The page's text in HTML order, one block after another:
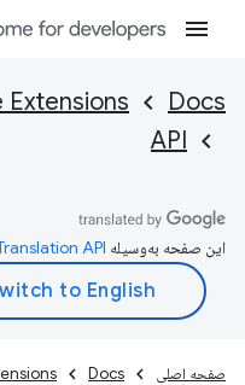
Docs
Extensions
API
این صفحه به‌وسیله
صفحه اصلی Docs